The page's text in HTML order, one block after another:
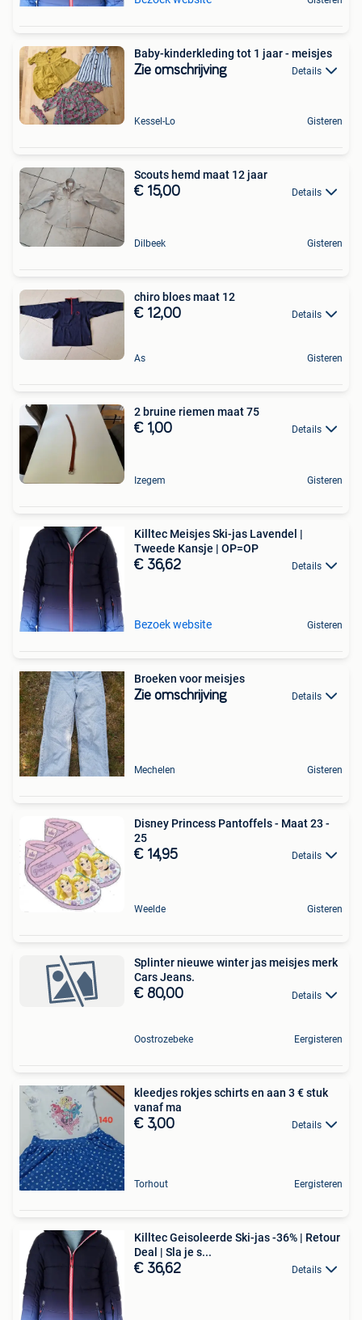
Baby-kinderkleding tot 1 jaar - meisjes
Zie omschrijving Details
Kessel-Lo Gisteren
Scouts hemd maat 12 jaar
€ 15,00 Details
Dilbeek Gisteren
chiro bloes maat 12
€ 12,00 Details
As Gisteren
2 bruine riemen maat 75
€ 1,00 Details
Izegem Gisteren
Killtec Meisjes Ski-jas Lavendel |
Tweede Kansje | OP=OP
€ 36,62 Details
Bezoek website Gisteren
Broeken voor meisjes
Zie omschrijving Details
Mechelen Gisteren
Disney Princess Pantoffels - Maat 23 -
25
€ 14,95 Details
Weelde Gisteren
Splinter nieuwe winter jas meisjes merk
Cars Jeans.
€ 80,00 Details
Oostrozebeke Eergisteren
kleedjes rokjes schirts en aan 3 € stuk
vanaf ma
€ 3,00 Details
Torhout Eergisteren
Killtec Geisoleerde Ski-jas -36% | Retour
Deal | Sla je s...
€ 36,62 Details